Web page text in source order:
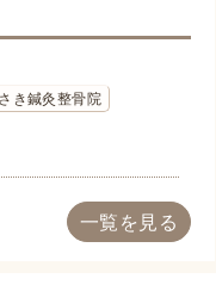
き鍼灸整骨院
一覧を見る